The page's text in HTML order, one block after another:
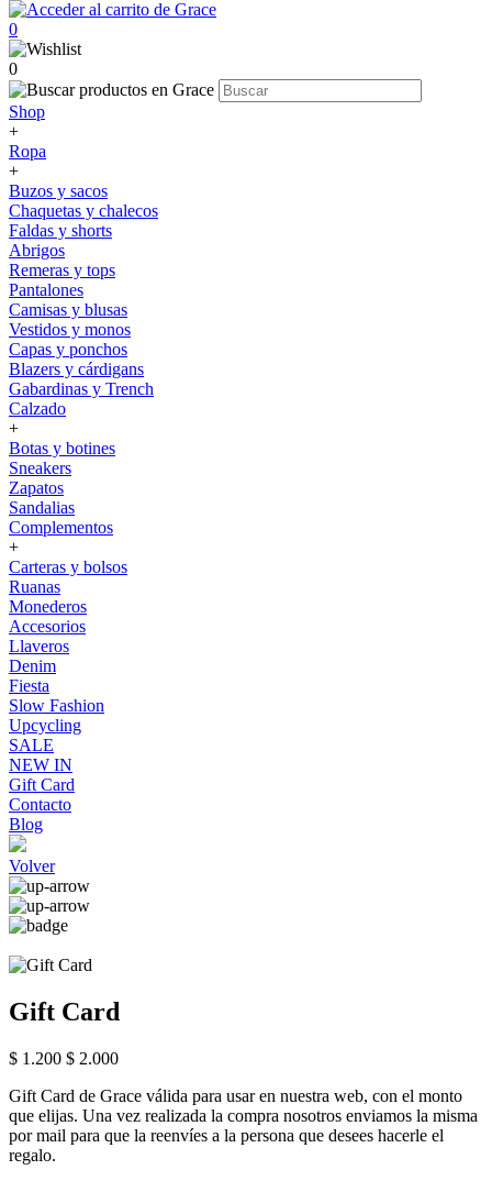
0
0
Shop
+
Ropa
+
Buzos y sacos
Chaquetas y chalecos
Faldas y shorts
Abrigos
Remeras y tops
Pantalones
Camisas y blusas
Vestidos y monos
Capas y ponchos
Blazers y cárdigans
Gabardinas y Trench
Calzado
+
Botas y botines
Sneakers
Zapatos
Sandalias
Complementos
+
Carteras y bolsos
Ruanas
Monederos
Accesorios
Llaveros
Denim
Fiesta
Slow Fashion
Upcycling
SALE
NEW IN
Gift Card
Contacto
Blog
Volver
Gift Card
$ 1.200 $ 2.000
Gift Card de Grace válida para usar en nuestra web, con el monto
que elijas. Una vez realizada la compra nosotros enviamos la misma
por mail para que la reenvíes a la persona que desees hacerle el
regalo.